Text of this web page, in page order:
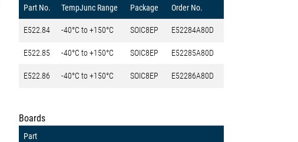
Part No. TempJunc Range Package Order No.
E522.84 -40°C to +150°C SOIC8EP E52284A80D
E522.85 -40°C to +150°C SOIC8EP E52285A80D
E522.86 -40°C to +150°C SOIC8EP E52286A80D
Boards
Part